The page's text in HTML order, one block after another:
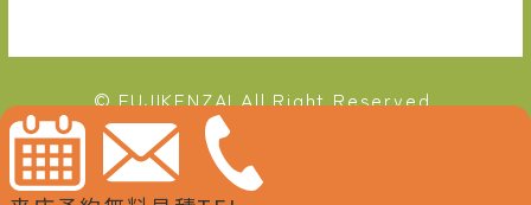
© FUJIKENZAI All Right Reserved.